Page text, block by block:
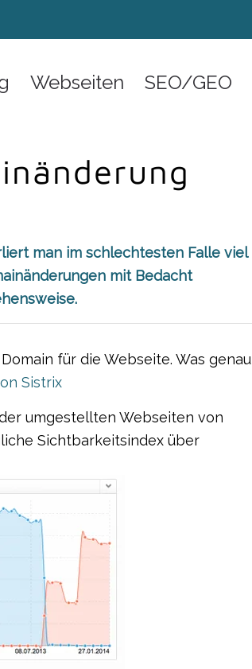
Webseiten SEO/GEO
man im schlechtesten Falle viel
mit Bedacht
für die Webseite. Was genau
Sistrix
umgestellten Webseiten von
Sichtbarkeitsindex über